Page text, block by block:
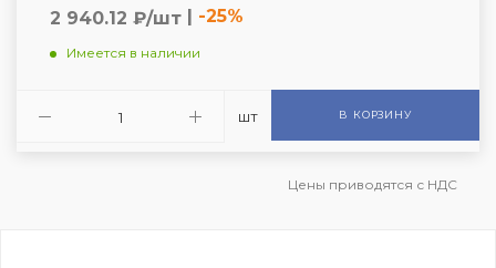
2 940.12 ₽/шт | -25%
Имеется в наличии
шт В КОРЗИНУ
Цены приводятся с НДС